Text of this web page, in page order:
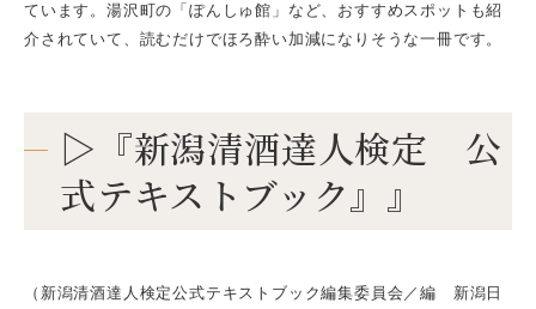
ています。湯沢町の「ぽんしゅ館」など、おすすめスポットも紹
介されていて、読むだけでほろ酔い加減になりそうな一冊です。
▷『新潟清酒達人検定 公
式テキストブック』』
（新潟清酒達人検定公式テキストブック編集委員会／編 新潟日